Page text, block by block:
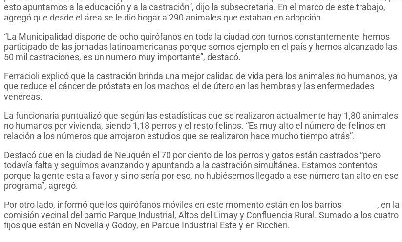
esto apuntamos a la educación y a la castración”, dijo la subsecretaria. En el marco de este trabajo,
agregó que desde el área se le dio hogar a 290 animales que estaban en adopción.
“La Municipalidad dispone de ocho quirófanos en toda la ciudad con turnos constantemente, hemos
participado de las jornadas latinoamericanas porque somos ejemplo en el país y hemos alcanzado las
50 mil castraciones, es un numero muy importante”, destacó.
Ferracioli explicó que la castración brinda una mejor calidad de vida pera los animales no humanos, ya
que reduce el cáncer de próstata en los machos, el de útero en las hembras y las enfermedades
venéreas.
La funcionaria puntualizó que según las estadísticas que se realizaron actualmente hay 1,80 animales
no humanos por vivienda, siendo 1,18 perros y el resto felinos. “Es muy alto el número de felinos en
relación a los números que arrojaron estudios que se realizaron hace mucho tiempo atrás”.
Destacó que en la ciudad de Neuquén el 70 por ciento de los perros y gatos están castrados “pero
todavía falta y seguimos avanzando y apuntando a la castración simultánea. Estamos contentos
porque la gente esta a favor y si no sería por eso, no hubiésemos llegado a ese número tan alto en ese
programa”, agregó.
Por otro lado, informó que los quirófanos móviles en este momento están en los barrios
, en la
comisión vecinal del barrio Parque Industrial, Altos del Limay y Confluencia Rural. Sumado a los cuatro
fijos que están en Novella y Godoy, en Parque Industrial Este y en Riccheri.